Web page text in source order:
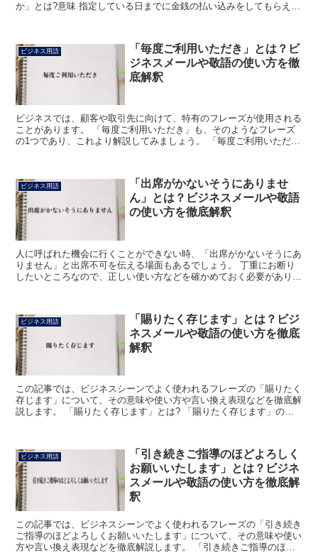
か」とは?意味 指定している日までに金銭の払い込みをしてもらえる
ビジネス用語
「毎度ご利用いただき」とは？ビ
ジネスメールや敬語の使い方を徹
底解釈
ビジネスでは、顧客や取引先に向けて、特有のフレーズが使用される
ことがあります。 「毎度ご利用いただき」も、そのようなフレーズ
の1つであり、これより解説してみましょう。 「毎度ご利用いただ
ビジネス用語
「出席がかないそうにありませ
ん」とは？ビジネスメールや敬語
の使い方を徹底解釈
人に呼ばれた機会に行くことができない時、「出席がかないそうにあ
りません」と出席不可を伝える場面もあるでしょう。 丁重にお断り
したいところなので、正しい使い方などを確かめておく必要がありそ
ビジネス用語
「賜りたく存じます」とは？ビジ
ネスメールや敬語の使い方を徹底
解釈
この記事では、ビジネスシーンでよく使われるフレーズの「賜りたく
存じます」について、その意味や使い方や言い換え表現などを徹底解
説します。 「賜りたく存じます」とは? 「賜りたく存じます」のフ
ビジネス用語
「引き続きご指導のほどよろしく
お願いいたします」とは？ビジネ
スメールや敬語の使い方を徹底解
釈
この記事では、ビジネスシーンでよく使われるフレーズの「引き続き
ご指導のほどよろしくお願いいたします」について、その意味や使い
方や言い換え表現などを徹底解説します。 「引き続きご指導のほど